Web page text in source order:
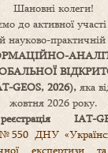
Шановні колеги!
до активної
науково-практичній
GEOS, 2026), яка
жовтня 2026 року.
IAT-
ДНУ
експертизи